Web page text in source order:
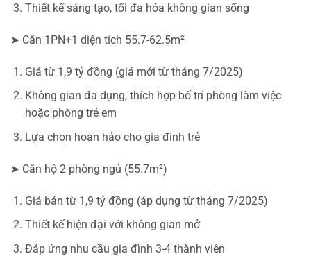
Thiết kế sáng tạo, tối đa hóa không gian sống
➤ Căn 1PN+1 diện tích 55.7-62.5m²
Giá từ 1,9 tỷ đồng (giá mới từ tháng 7/2025)
Không gian đa dụng, thích hợp bố trí phòng làm việc
hoặc phòng trẻ em
Lựa chọn hoàn hảo cho gia đình trẻ
➤ Căn hộ 2 phòng ngủ (55.7m²)
Giá bán từ 1,9 tỷ đồng (áp dụng từ tháng 7/2025)
Thiết kế hiện đại với không gian mở
Đáp ứng nhu cầu gia đình 3-4 thành viên